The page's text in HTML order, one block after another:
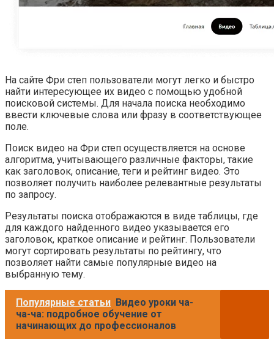
На сайте Фри степ пользователи могут легко и быстро
найти интересующее их видео с помощью удобной
поисковой системы. Для начала поиска необходимо
ввести ключевые слова или фразу в соответствующее
поле.
Поиск видео на Фри степ осуществляется на основе
алгоритма, учитывающего различные факторы, такие
как заголовок, описание, теги и рейтинг видео. Это
позволяет получить наиболее релевантные результаты
по запросу.
Результаты поиска отображаются в виде таблицы, где
для каждого найденного видео указывается его
заголовок, краткое описание и рейтинг. Пользователи
могут сортировать результаты по рейтингу, что
позволяет найти самые популярные видео на
выбранную тему.
Популярные статьи Видео уроки ча-
ча-ча: подробное обучение от
начинающих до профессионалов